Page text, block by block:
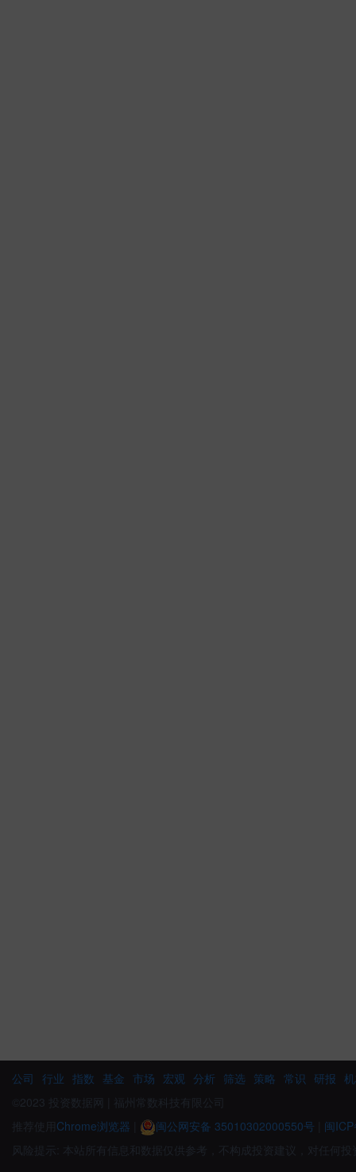
公司 行业 指数 基金 市场 宏观 分析 筛选 策略 常识 研报
©2023 投资数据网 | 福州常数科技有限公司
推荐使用 Chrome浏览器 闽公网安备 35010302000550号
闽
风险提示: 本站所有信息和数据仅供参考，不构成投资建议，对任何